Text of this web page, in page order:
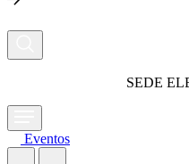
SEDE
Eventos